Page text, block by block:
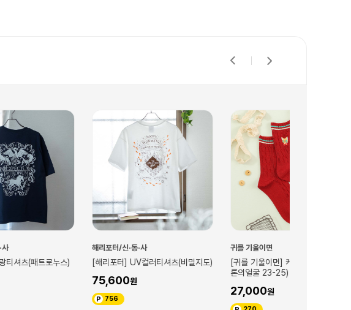
[해리포터] UV컬러티셔츠(비밀지도)
[귀를 기울이면] 케이블자수양말(바